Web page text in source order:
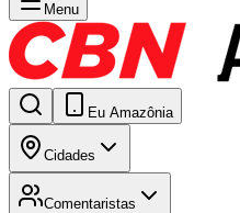
Menu
Eu Amazônia
Cidades
Comentaristas